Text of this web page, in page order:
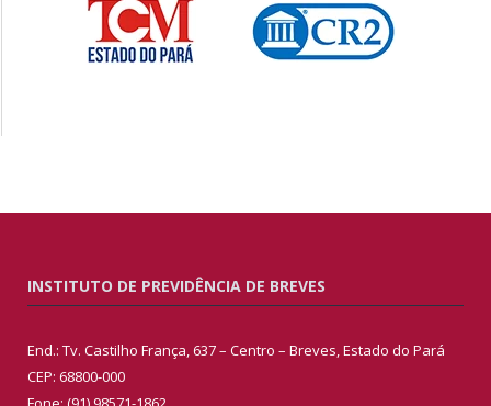
INSTITUTO DE PREVIDÊNCIA DE BREVES
End.: Tv. Castilho França, 637 – Centro – Breves, Estado do Pará
CEP: 68800-000